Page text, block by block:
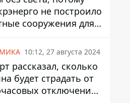
не построило
сооружения для
- нардеп
10:12, 27 августа 2024
рассказал, сколько
будет страдать от
отключений